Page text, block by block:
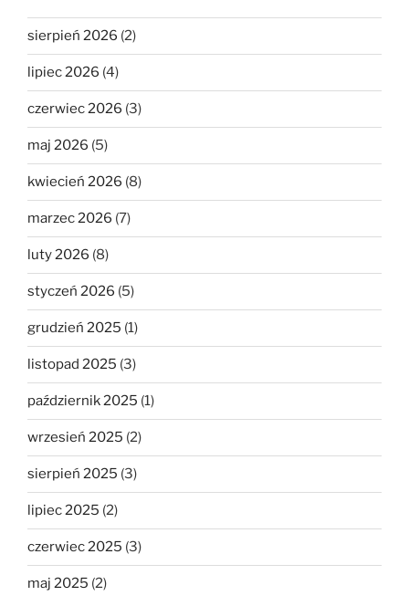
sierpień 2026 (2)
lipiec 2026 (4)
czerwiec 2026 (3)
maj 2026 (5)
kwiecień 2026 (8)
marzec 2026 (7)
luty 2026 (8)
styczeń 2026 (5)
grudzień 2025 (1)
listopad 2025 (3)
październik 2025 (1)
wrzesień 2025 (2)
sierpień 2025 (3)
lipiec 2025 (2)
czerwiec 2025 (3)
maj 2025 (2)